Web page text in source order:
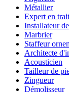
Métallier
Expert en
Installateur
Marbrier
Staffeur
Architecte
Acousticien
Tailleur de
Zingueur
Démolisseur